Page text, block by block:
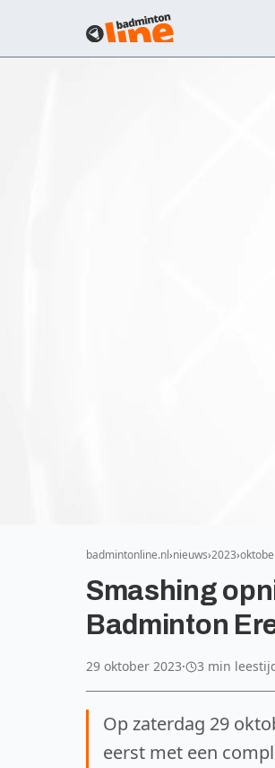
badmintonline.nl nieuws 2023
Smashing
Badminton
29 oktober 2023· 3 min
Op zaterdag 29
eerst met een